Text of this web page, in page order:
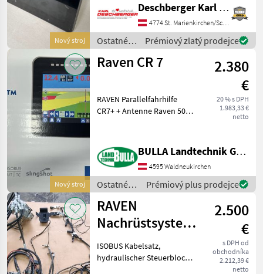
Nový stroj
für manuelle Lenkung mit
integriertem Lichtbalken -
OHNE MONTAGE
Deschberger Karl Landtechnik GesmbH & Co KG
4774 St. Marienkirchen/Schärding
Ostatné
traktorové
komponenty
Prémiový zlatý prodejce
Nový stroj
Raven CR 7
2.380
€
20 % s DPH
1.983,33 €
netto
RAVEN Parallelfahrhilfe
CR7+ + Antenne Raven 500
UT aktiviert + Virtuelle
Teilbreitenschaltung +
Halterungen f
BULLA Landtechnik GmbH
4595 Waldneukirchen
Ostatné
traktorové
komponenty
/ Raven
Prémiový plus prodejce
RAVEN
Nachrüstsystem
hydraulisch
2.500
€
s DPH od
obchodníka
2.212,39 €
netto
ISOBUS Kabelsatz,
hydraulischer Steuerblock (